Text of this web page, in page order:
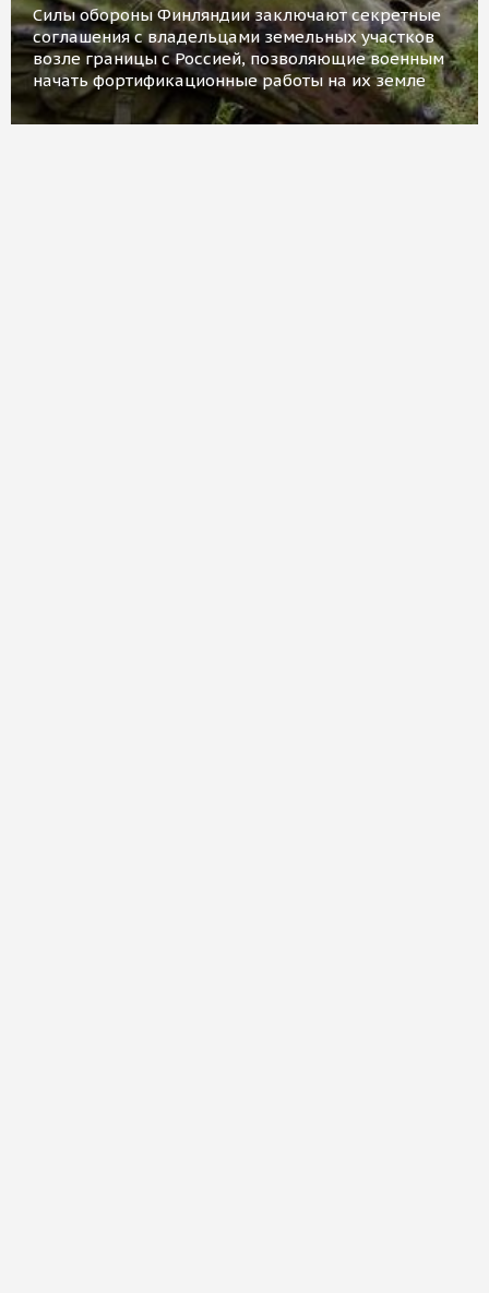
Силы обороны Финляндии заключают секретные
соглашения с владельцами земельных участков
возле границы с Россией, позволяющие военным
начать фортификационные работы на их земле